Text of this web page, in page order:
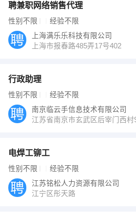
聘兼职网络销售代理
性别不限 经验不限
上海满乐乐科技有限公司
上海市报春路485弄17号402
行政助理
性别不限 经验不限
南京临云手信息技术有限公司
江苏省南京市玄武区后宰门西村
电焊工铆工
性别不限 经验不限
江苏铭松人力资源有限公司
江宁区彤天路